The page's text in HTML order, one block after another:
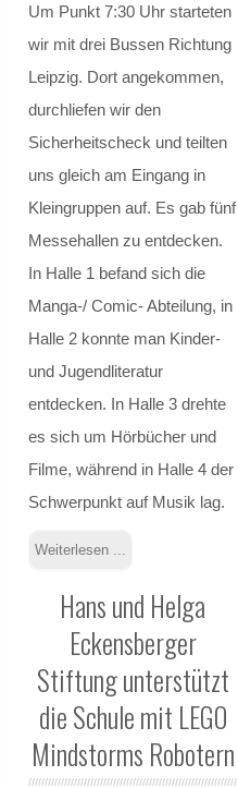
Definition
Schweigepflicht
Team und Kontakt
Beratungsnetzwerk
Planspiel Sucht
Sicherheitstraining
Patenprogramm
Bericht 2012
Bericht 2024
Bericht 2025
Bericht 2026
Um Punkt 7:30 Uhr starteten
wir mit drei Bussen Richtung
Leipzig. Dort angekommen,
durchliefen wir den
Sicherheitscheck und teilten
uns gleich am Eingang in
Kleingruppen auf. Es gab fünf
Messehallen zu entdecken.
In Halle 1 befand sich die
Manga-/ Comic- Abteilung, in
Halle 2 konnte man Kinder-
und Jugendliteratur
entdecken. In Halle 3 drehte
es sich um Hörbücher und
Filme, während in Halle 4 der
Schwerpunkt auf Musik lag.
Weiterlesen ...
Hans und Helga
Eckensberger
Stiftung unterstützt
die Schule mit LEGO
Mindstorms Robotern